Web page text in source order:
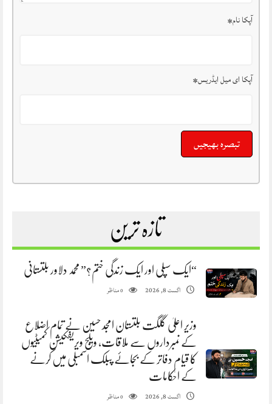
آپکا نام*
آپکا ای میل ایڈریس*
تازہ ترین
“ایک سپلی اور ایک زندگی ختم؟” محمد دلاور بلتستانی
اگست 8, 2026 0مناظر
وزیر اعلیٰ گلگت بلتستان امجد حسین نے تمام اضلاع
کے نمبرداروں سے ملاقات، ویلج ویریفکیشن کمیٹیوں
کا قیام دفاتر کے بجائے پبلک اسمبلی میں کرنے
کے احکامات
اگست 8, 2026 0مناظر